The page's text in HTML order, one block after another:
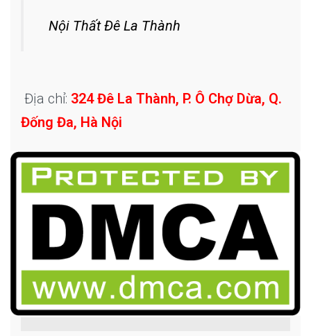
Nội Thất Đê La Thành
Địa chỉ: 324 Đê La Thành, P. Ô Chợ Dừa, Q.
Đống Đa, Hà Nội